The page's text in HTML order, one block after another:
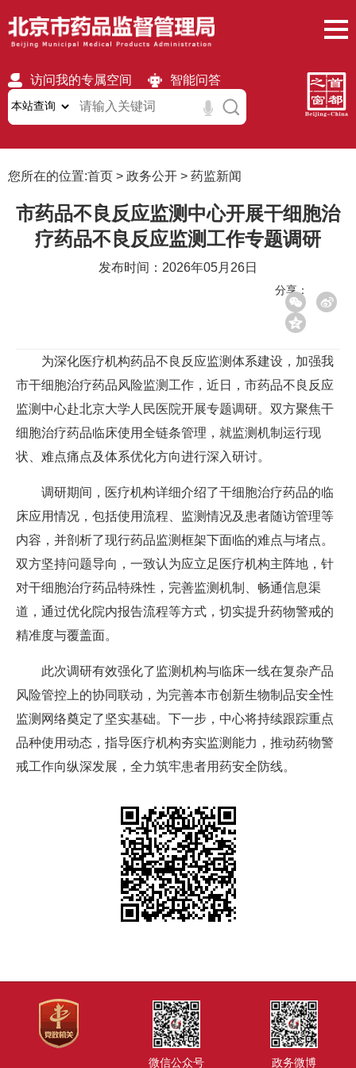
访问我的专属空间 智能问答
无障碍 繁體 移动版
您所在的位置:首页 > 政务公开 > 药监新闻
市药品不良反应监测中心开展干细胞治
疗药品不良反应监测工作专题调研
发布时间：2026年05月26日
分享：
为深化医疗机构药品不良反应监测体系建设，加强我
市干细胞治疗药品风险监测工作，近日，市药品不良反应
监测中心赴北京大学人民医院开展专题调研。双方聚焦干
细胞治疗药品临床使用全链条管理，就监测机制运行现
状、难点痛点及体系优化方向进行深入研讨。
调研期间，医疗机构详细介绍了干细胞治疗药品的临
床应用情况，包括使用流程、监测情况及患者随访管理等
内容，并剖析了现行药品监测框架下面临的难点与堵点。
双方坚持问题导向，一致认为应立足医疗机构主阵地，针
对干细胞治疗药品特殊性，完善监测机制、畅通信息渠
道，通过优化院内报告流程等方式，切实提升药物警戒的
精准度与覆盖面。
此次调研有效强化了监测机构与临床一线在复杂产品
风险管控上的协同联动，为完善本市创新生物制品安全性
监测网络奠定了坚实基础。下一步，中心将持续跟踪重点
品种使用动态，指导医疗机构夯实监测能力，推动药物警
戒工作向纵深发展，全力筑牢患者用药安全防线。
微信公众号 政务微博